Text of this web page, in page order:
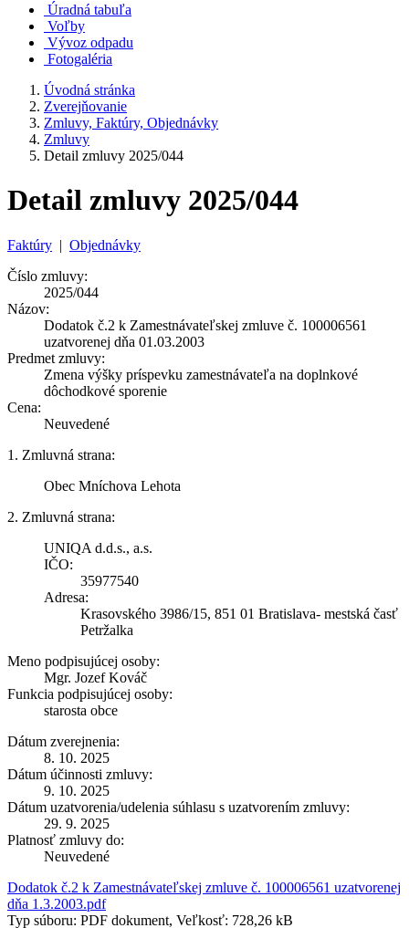
Úradná tabuľa
Voľby
Vývoz odpadu
Fotogaléria
Úvodná stránka
Zverejňovanie
Zmluvy, Faktúry, Objednávky
Zmluvy
Detail zmluvy 2025/044
Detail zmluvy 2025/044
Faktúry | Objednávky
Číslo zmluvy:
2025/044
Názov:
Dodatok č.2 k Zamestnávateľskej zmluve č. 100006561
uzatvorenej dňa 01.03.2003
Predmet zmluvy:
Zmena výšky príspevku zamestnávateľa na doplnkové
dôchodkové sporenie
Cena:
Neuvedené
1. Zmluvná strana:
Obec Mníchova Lehota
2. Zmluvná strana:
UNIQA d.d.s., a.s.
IČO:
35977540
Adresa:
Krasovského 3986/15, 851 01 Bratislava- mestská časť
Petržalka
Meno podpisujúcej osoby:
Mgr. Jozef Kováč
Funkcia podpisujúcej osoby:
starosta obce
Dátum zverejnenia:
8. 10. 2025
Dátum účinnosti zmluvy:
9. 10. 2025
Dátum uzatvorenia/udelenia súhlasu s uzatvorením zmluvy:
29. 9. 2025
Platnosť zmluvy do:
Neuvedené
Dodatok č.2 k Zamestnávateľskej zmluve č. 100006561 uzatvorenej
dňa 1.3.2003.pdf
Typ súboru: PDF dokument, Veľkosť: 728,26 kB